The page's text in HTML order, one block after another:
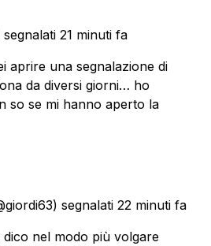
segnalati 21 minuti fa
aprire una segnalazione di
da diversi giorni… ho
so se mi hanno aperto la
segnalati 22 minuti fa
dico nel modo più volgare